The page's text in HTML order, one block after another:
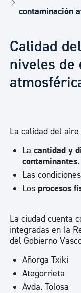
contaminación
Calidad
niveles de
La calidad del
La cantidad y
contaminantes.
Las condiciones
Los procesos
La ciudad cuenta
integradas en la
del Gobierno
Añorga Txiki
Ategorrieta
Avda. Tolosa